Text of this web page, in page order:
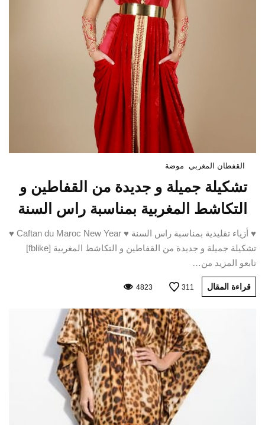
القفطان المغربي موضة
تشكيلة جميلة و جديدة من القفاطين و
التكاشط المغربية بمناسبة راس السنة
♥ أزياء تقليدية بمناسبة راس السنة ♥ Caftan du Maroc New Year ♥
تشكيلة جميلة و جديدة من القفاطين و التكاشط المغربية [fblike]
تابعو المزيد من…
قراءة المقال 311
4823